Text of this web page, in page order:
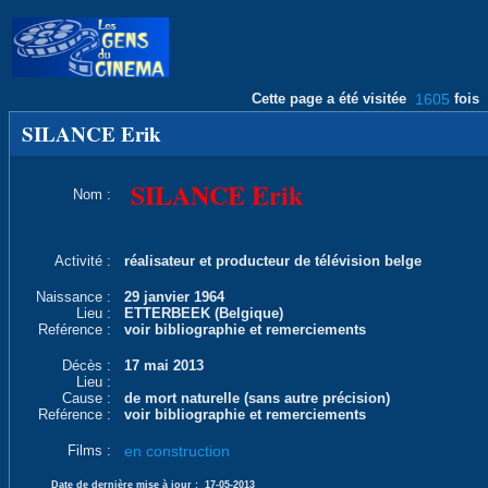
Cette page a été visitée 1605 fois
SILANCE Erik
Nom : SILANCE Erik
Activité : réalisateur et producteur de télévision belge
Naissance :
29 janvier 1964
Lieu :
ETTERBEEK (Belgique)
Reférence :
voir bibliographie et remerciements
Décès :
17 mai 2013
Lieu :
Cause :
de mort naturelle (sans autre précision)
Reférence :
voir bibliographie et remerciements
Films : en construction
Date de dernière mise à jour : 17-05-2013